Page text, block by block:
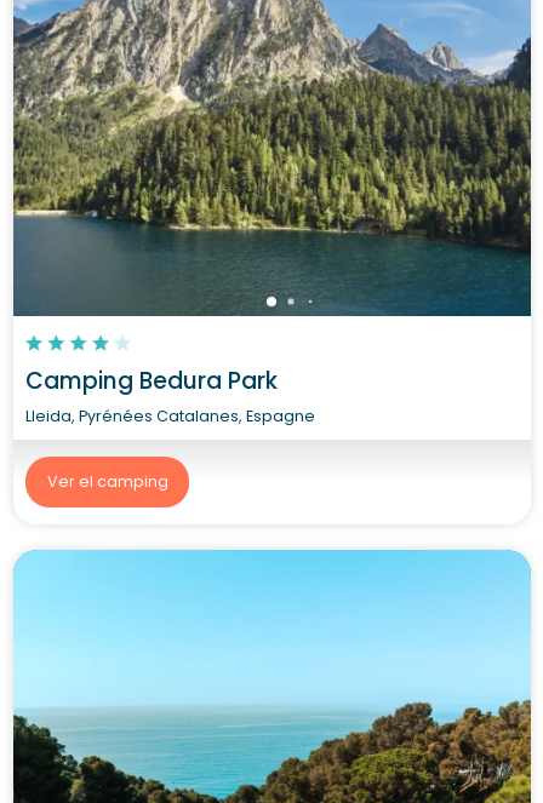
Camping Bedura Park
Lleida, Pyrénées Catalanes, Espagne
Ver el camping